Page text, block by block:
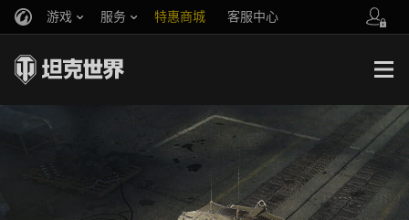
游戏 服务 特惠商城 客服中心
你好，吾久
万圣节
《以战止战》
官方自媒体